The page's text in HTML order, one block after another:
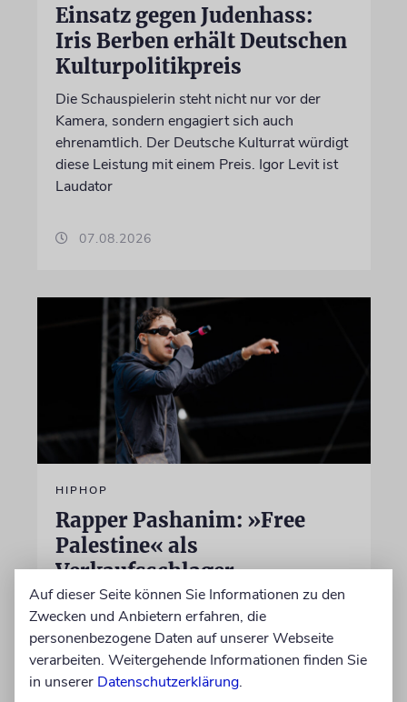
Einsatz gegen Judenhass:
Iris Berben erhält Deutschen
Kulturpolitikpreis
Die Schauspielerin steht nicht nur vor der
Kamera, sondern engagiert sich auch
ehrenamtlich. Der Deutsche Kulturrat würdigt
diese Leistung mit einem Preis. Igor Levit ist
Laudator
07.08.2026
HIPHOP
Rapper Pashanim: »Free
Palestine« als
Verkaufsschlager
Auf seinem neuen Album »Lounge Musik«
rappt der Berliner Musiker Pashanim
wiederholt über den Israel-Palästina-Konflikt –
Kokettieren mit dem palästinensischen
Terrorismus inklusive
Auf dieser Seite können Sie Informationen zu den
Zwecken und Anbietern erfahren, die
personenbezogene Daten auf unserer Webseite
verarbeiten. Weitergehende Informationen finden Sie
in unserer Datenschutzerklärung.